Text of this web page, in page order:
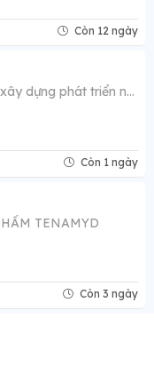
Còn 12 ngày
Công ty CP tư vấn và đầu tư xây dựng phát triển nông thôn
Còn 1 ngày
TENAMYD
Còn 3 ngày